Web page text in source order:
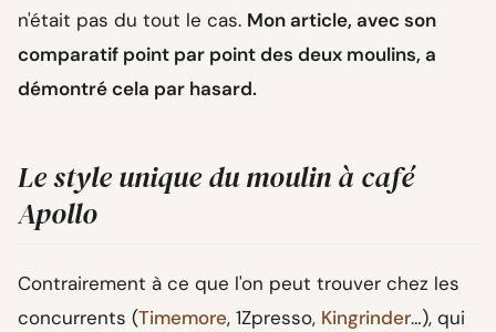
n'était pas du tout le cas. Mon article, avec son
comparatif point par point des deux moulins, a
démontré cela par hasard.
Le style unique du moulin à café
Apollo
Contrairement à ce que l'on peut trouver chez les
concurrents (Timemore, 1Zpresso, Kingrinder…), qui